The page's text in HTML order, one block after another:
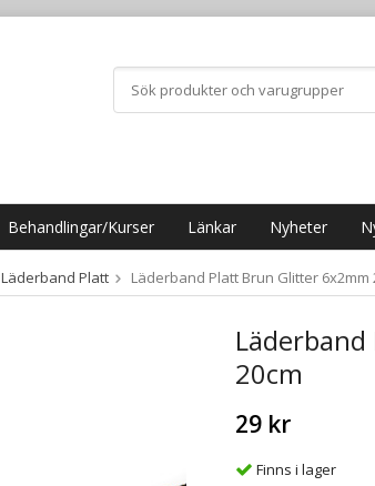
Behandlingar/Kurser Länkar Nyheter
Läderband Platt Läderband Platt Brun Glitter 6x2mm
20cm
29 kr
Finns i lager